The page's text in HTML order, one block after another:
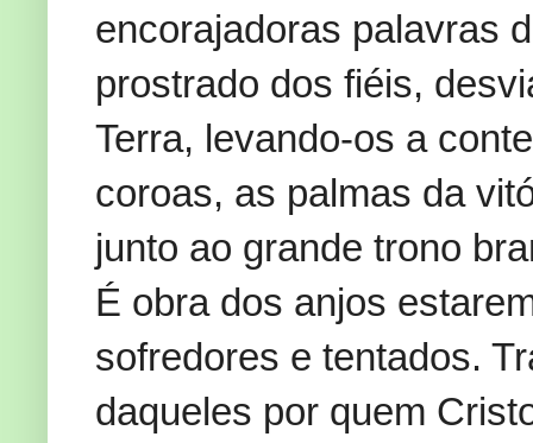
encorajadoras palavras
prostrado dos fiéis,
Terra, levando-os a
coroas, as palmas da
junto ao grande trono
É obra dos anjos
sofredores e tentados.
daqueles por quem